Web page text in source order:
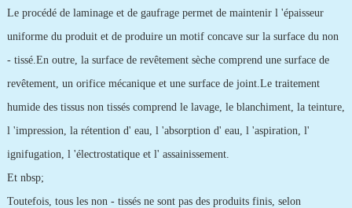
Le procédé de laminage et de gaufrage permet de maintenir l 'épaisseur
uniforme du produit et de produire un motif concave sur la surface du non
- tissé.En outre, la surface de revêtement sèche comprend une surface de
revêtement, un orifice mécanique et une surface de joint.Le traitement
humide des tissus non tissés comprend le lavage, le blanchiment, la teinture,
l 'impression, la rétention d' eau, l 'absorption d' eau, l 'aspiration, l'
ignifugation, l 'électrostatique et l' assainissement.
Et nbsp;
Toutefois, tous les non - tissés ne sont pas des produits finis, selon